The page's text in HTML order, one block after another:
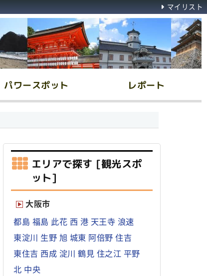
パワースポット レポート
マイリスト
エリアで探す [観光スポ
ット]
大阪市
都島 福島 此花 西 港 天王寺 浪速
東淀川 生野 旭 城東 阿倍野 住吉
東住吉 西成 淀川 鶴見 住之江 平野
北 中央